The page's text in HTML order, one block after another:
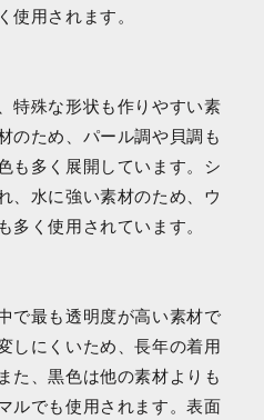
使用されます。
特殊な形状も作りやすい素
のため、パール調や貝調も
も多く展開しています。シ
、水に強い素材のため、ウ
多く使用されています。
で最も透明度が高い素材で
しにくいため、長年の着用
た、黒色は他の素材よりも
ルでも使用されます。表面